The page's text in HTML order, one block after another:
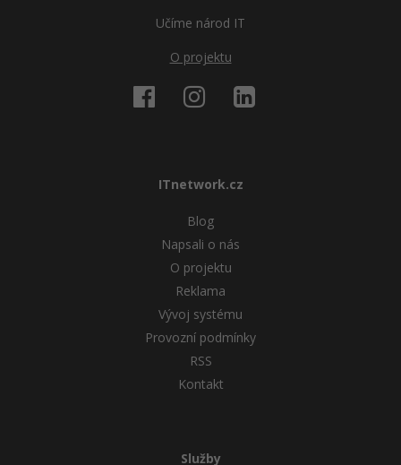
Učíme národ IT
O projektu
ITnetwork.cz
Blog
Napsali o nás
O projektu
Reklama
Vývoj systému
Provozní podmínky
RSS
Kontakt
Služby